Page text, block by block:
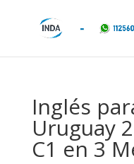
Inglés
Uruguay
C1 en 3